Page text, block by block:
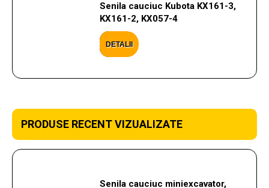
Senila cauciuc Kubota KX161-3,
KX161-2, KX057-4
DETALII
PRODUSE RECENT VIZUALIZATE
Senila cauciuc miniexcavator,